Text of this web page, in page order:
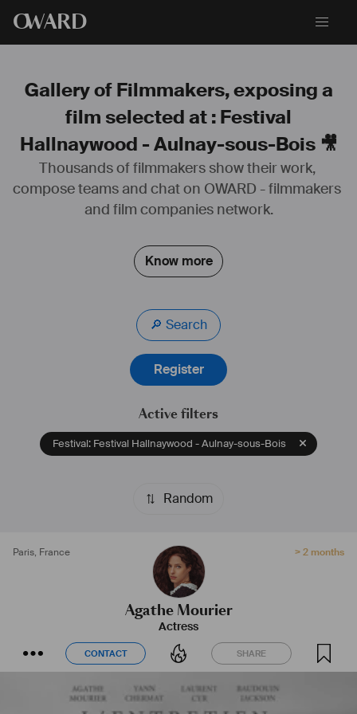
OWARD
Gallery of Filmmakers, exposing a
film selected at : Festival
Hallnaywood - Aulnay-sous-Bois 🎥
Thousands of filmmakers show their work,
compose teams and chat on OWARD - filmmakers
and film companies network.
Know more
🔎 Search
Register
Active filters
Festival: Festival Hallnaywood - Aulnay-sous-Bois
Random
Paris, France > 2 months
Agathe Mourier
Actress
CONTACT SHARE
CONTACT SHARE